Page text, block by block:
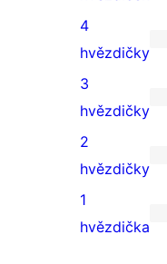
5hvězdičkové
hodnocení
0
4hvězdičkové
hodnocení
4
hvězdičky
0
3hvězdičkové
hodnocení
3
hvězdičky
0
2hvězdičkové
hodnocení
2
hvězdičky
1
1
hvězdička